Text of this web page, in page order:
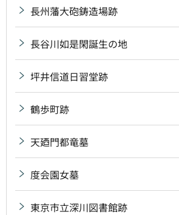
長州藩大砲鋳造場跡
長谷川如是閑誕生の地
坪井信道日習堂跡
鶴歩町跡
天廼門都竜墓
度会園女墓
東京市立深川図書館跡